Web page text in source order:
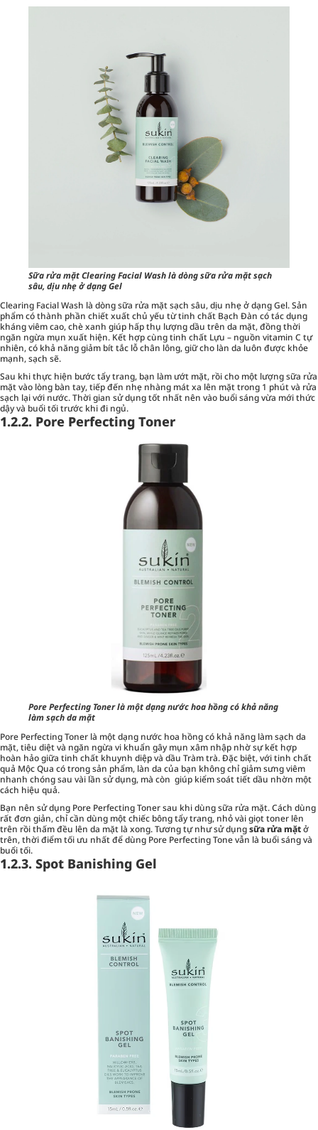
Sữa rửa mặt Clearing Facial Wash là dòng sữa rửa mặt sạch
sâu, dịu nhẹ ở dạng Gel
Clearing Facial Wash là dòng sữa rửa mặt sạch sâu, dịu nhẹ ở dạng Gel. Sản
phẩm có thành phần chiết xuất chủ yếu từ tinh chất Bạch Đàn có tác dụng
kháng viêm cao, chè xanh giúp hấp thụ lượng dầu trên da mặt, đồng thời
ngăn ngừa mụn xuất hiện. Kết hợp cùng tinh chất Lựu – nguồn vitamin C tự
nhiên, có khả năng giảm bít tắc lỗ chân lông, giữ cho làn da luôn được khỏe
mạnh, sạch sẽ.
Sau khi thực hiện bước tẩy trang, bạn làm ướt mặt, rồi cho một lượng sữa rửa
mặt vào lòng bàn tay, tiếp đến nhẹ nhàng mát xa lên mặt trong 1 phút và rửa
sạch lại với nước. Thời gian sử dụng tốt nhất nên vào buổi sáng vừa mới thức
dậy và buổi tối trước khi đi ngủ.
1.2.2. Pore Perfecting Toner
Pore Perfecting Toner là một dạng nước hoa hồng có khả năng
làm sạch da mặt
Pore Perfecting Toner là một dạng nước hoa hồng có khả năng làm sạch da
mặt, tiêu diệt và ngăn ngừa vi khuẩn gây mụn xâm nhập nhờ sự kết hợp
hoàn hảo giữa tinh chất khuynh diệp và dầu Tràm trà. Đặc biệt, với tinh chất
quả Mộc Qua có trong sản phẩm, làn da của bạn không chỉ giảm sưng viêm
nhanh chóng sau vài lần sử dụng, mà còn giúp kiểm soát tiết dầu nhờn một
cách hiệu quả.
Bạn nên sử dụng Pore Perfecting Toner sau khi dùng sữa rửa mặt. Cách dùng
rất đơn giản, chỉ cần dùng một chiếc bông tẩy trang, nhỏ vài giọt toner lên
trên rồi thấm đều lên da mặt là xong. Tương tự như sử dụngsữa rửa mặtở
trên, thời điểm tối ưu nhất để dùng Pore Perfecting Tone vẫn là buổi sáng và
buổi tối.
1.2.3. Spot Banishing Gel